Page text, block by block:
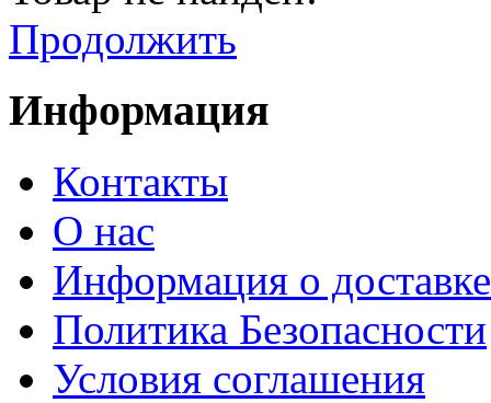
Продолжить
Информация
Контакты
О нас
Информация о доставке
Политика Безопасности
Условия соглашения